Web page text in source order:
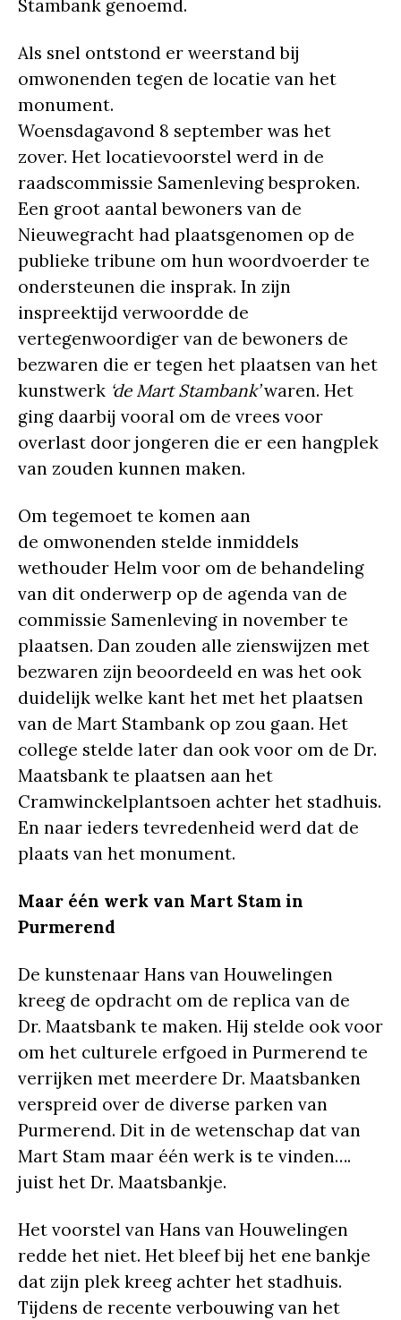
Stambank genoemd.
Als snel ontstond er weerstand bij
omwonenden tegen de locatie van het
monument.
Woensdagavond 8 september was het
zover. Het locatievoorstel werd in de
raadscommissie Samenleving besproken.
Een groot aantal bewoners van de
Nieuwegracht had plaatsgenomen op de
publieke tribune om hun woordvoerder te
ondersteunen die insprak. In zijn
inspreektijd verwoordde de
vertegenwoordiger van de bewoners de
bezwaren die er tegen het plaatsen van het
kunstwerk ‘de Mart Stambank’waren. Het
ging daarbij vooral om de vrees voor
overlast door jongeren die er een hangplek
van zouden kunnen maken.
Om tegemoet te komen aan
de omwonenden stelde inmiddels
wethouder Helm voor om de behandeling
van dit onderwerp op de agenda van de
commissie Samenleving in november te
plaatsen. Dan zouden alle zienswijzen met
bezwaren zijn beoordeeld en was het ook
duidelijk welke kant het met het plaatsen
van de Mart Stambank op zou gaan. Het
college stelde later dan ook voor om de Dr.
Maatsbank te plaatsen aan het
Cramwinckelplantsoen achter het stadhuis.
En naar ieders tevredenheid werd dat de
plaats van het monument.
Maar één werk van Mart Stam in
Purmerend
De kunstenaar Hans van Houwelingen
kreeg de opdracht om de replica van de
Dr. Maatsbank te maken. Hij stelde ook voor
om het culturele erfgoed in Purmerend te
verrijken met meerdere Dr. Maatsbanken
verspreid over de diverse parken van
Purmerend. Dit in de wetenschap dat van
Mart Stam maar één werk is te vinden….
juist het Dr. Maatsbankje.
Het voorstel van Hans van Houwelingen
redde het niet. Het bleef bij het ene bankje
dat zijn plek kreeg achter het stadhuis.
Tijdens de recente verbouwing van het